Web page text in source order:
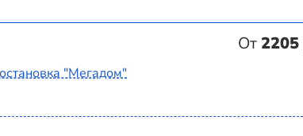
От2205
"Мегадом"